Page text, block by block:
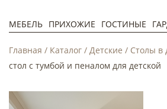
МЕБЕЛЬ ПРИХОЖИЕ ГОСТИНЫЕ
Главная / Каталог / Детские / Столы в
стол с тумбой и пеналом для детской